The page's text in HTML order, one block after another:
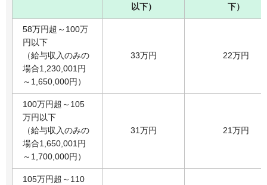
以下）
下）
58万円超～100万
円以下
（給与収入のみの
場合1,230,001円
～1,650,000円）
33万円 22万円
100万円超～105
万円以下
（給与収入のみの
場合1,650,001円
～1,700,000円）
31万円 21万円
105万円超～110